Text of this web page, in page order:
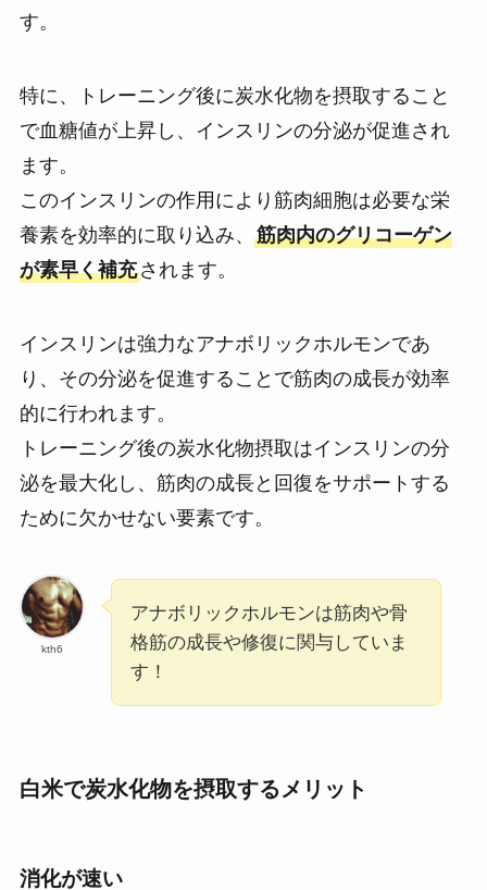
す。
特に、トレーニング後に炭水化物を摂取すること
で血糖値が上昇し、インスリンの分泌が促進され
ます。
このインスリンの作用により筋肉細胞は必要な栄
養素を効率的に取り込み、 筋肉内のグリコーゲン
が素早く補充されます。
インスリンは強力なアナボリックホルモンであ
り、その分泌を促進することで筋肉の成長が効率
的に行われます。
トレーニング後の炭水化物摂取はインスリンの分
泌を最大化し、筋肉の成長と回復をサポートする
ために欠かせない要素です。
kth6
アナボリックホルモンは筋肉や骨
格筋の成長や修復に関与していま
す！
白米で炭水化物を摂取するメリット
消化が速い